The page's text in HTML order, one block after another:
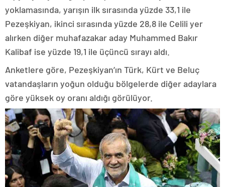
yoklamasında, yarışın ilk sırasında yüzde 33,1 ile
Pezeşkiyan, ikinci sırasında yüzde 28,8 ile Celili yer
alırken diğer muhafazakar aday Muhammed Bakır
Kalibaf ise yüzde 19,1 ile üçüncü sırayı aldı.
Anketlere göre, Pezeşkiyan’ın Türk, Kürt ve Beluç
vatandaşların yoğun olduğu bölgelerde diğer adaylara
göre yüksek oy oranı aldığı görülüyor.